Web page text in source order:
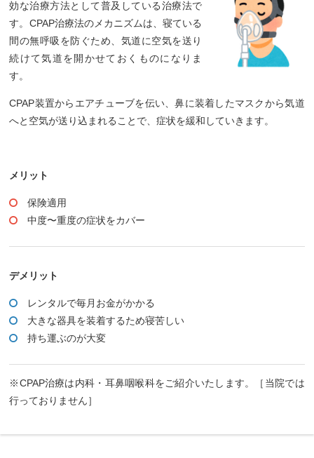
効な治療方法として普及している治療法で
す。CPAP治療法のメカニズムは、寝ている
間の無呼吸を防ぐため、気道に空気を送り
続けて気道を開かせておくものになりま
す。
CPAP装置からエアチューブを伝い、鼻に装着したマスクから気道
へと空気が送り込まれることで、症状を緩和していきます。
メリット
保険適用
中度〜重度の症状をカバー
デメリット
レンタルで毎月お金がかかる
大きな器具を装着するため寝苦しい
持ち運ぶのが大変
※CPAP治療は内科・耳鼻咽喉科をご紹介いたします。［当院では
行っておりません］